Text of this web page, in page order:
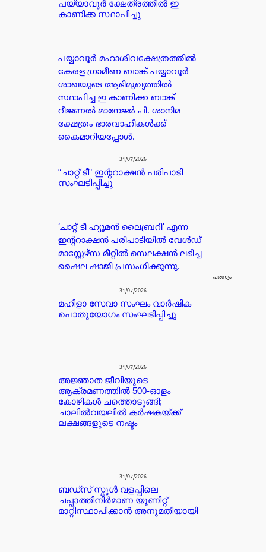
പയ്യാവൂർ ക്ഷേത്രത്തിൽ ഇ
കാണിക്ക സ്ഥാപിച്ചു
പയ്യാവൂർ മഹാശിവക്ഷേത്രത്തിൽ
കേരള ഗ്രാമീണ ബാങ്ക് പയ്യാവൂർ
ശാഖയുടെ ആഭിമുഖ്യത്തിൽ
സ്ഥാപിച്ച ഇ കാണിക്ക ബാങ്ക്
റീജണൽ മാനേജർ പി. ശാനിമ
ക്ഷേത്രം ഭാരവാഹികൾക്ക്
കൈമാറിയപ്പോൾ.
31/07/2026
“ചാറ്റ് ടീ” ഇന്ററാക്ഷൻ പരിപാടി
സംഘടിപ്പിച്ചു
‘ചാറ്റ് ടീ ഹ്യൂമൻ ലൈബ്രറി’ എന്ന
ഇന്ററാക്ഷൻ പരിപാടിയിൽ വേൾഡ്
മാസ്റ്റേഴ്സ മീറ്റിൽ സെലക്ഷൻ ലഭിച്ച
ഷൈല ഷാജി പ്രസംഗിക്കുന്നു.
പരസ്യം
31/07/2026
മഹിളാ സേവാ സംഘം വാർഷിക
പൊതുയോഗം സംഘടിപ്പിച്ചു
31/07/2026
അജ്ഞാത ജീവിയുടെ
ആക്രമണത്തിൽ 500-ഓളം
കോഴികൾ ചത്തൊടുങ്ങി;
ചാലിൽവയലിൽ കർഷകയ്ക്ക്
ലക്ഷങ്ങളുടെ നഷ്ടം
31/07/2026
ബഡ്‌സ് സ്കൂൾ വളപ്പിലെ
ചപ്പാത്തിനിർമാണ യൂണിറ്റ്
മാറ്റിസ്ഥാപിക്കാൻ അനുമതിയായി